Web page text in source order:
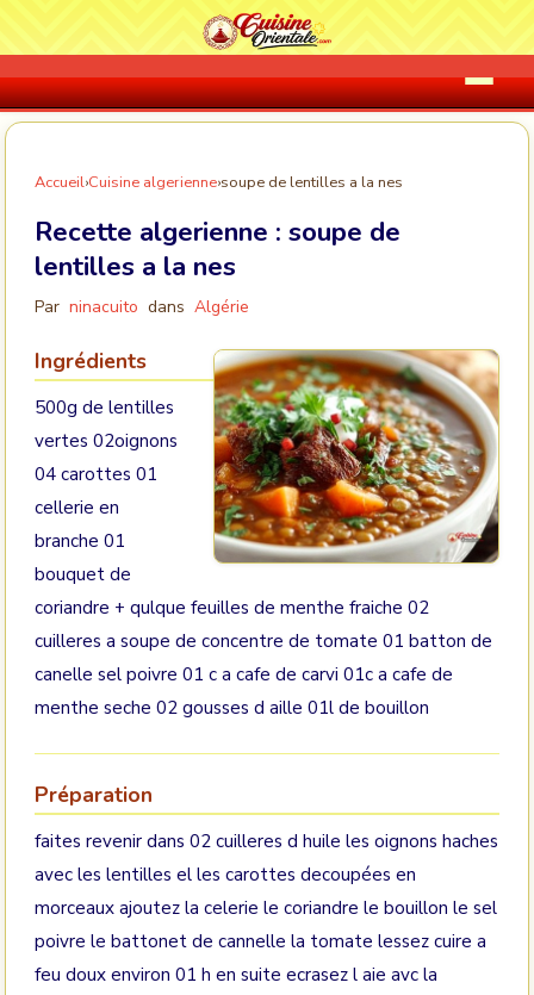
Accueil›Cuisine algerienne›soupe de lentilles a la nes
Recette algerienne : soupe de
lentilles a la nes
Par ninacuito dans Algérie
Ingrédients
500g de lentilles
vertes 02oignons
04 carottes 01
cellerie en
branche 01
bouquet de
coriandre + qulque feuilles de menthe fraiche 02
cuilleres a soupe de concentre de tomate 01 batton de
canelle sel poivre 01 c a cafe de carvi 01c a cafe de
menthe seche 02 gousses d aille 01l de bouillon
Préparation
faites revenir dans 02 cuilleres d huile les oignons haches
avec les lentilles el les carottes decoupées en
morceaux ajoutez la celerie le coriandre le bouillon le sel
poivre le battonet de cannelle la tomate lessez cuire a
feu doux environ 01 h en suite ecrasez l aie avc la